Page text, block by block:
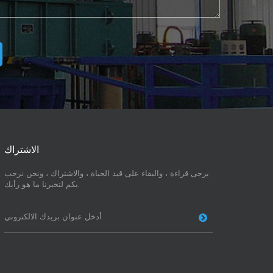
الاشتراك
يرجى قراءة ، والبقاء على قيد الحياة ، والاشتراك ، ونحن نرحب
بكم لتخبرنا ما هو رأيك.